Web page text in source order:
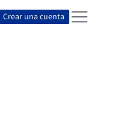
Crear una cuenta